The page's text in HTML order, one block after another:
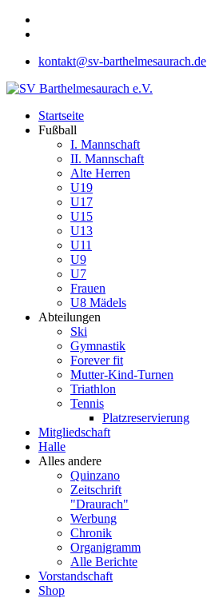
kontakt@sv-barthelmesaurach.de
Startseite
Fußball
I. Mannschaft
II. Mannschaft
Alte Herren
U19
U17
U15
U13
U11
U9
U7
Frauen
U8 Mädels
Abteilungen
Ski
Gymnastik
Forever fit
Mutter-Kind-Turnen
Triathlon
Tennis
Platzreservierung
Mitgliedschaft
Halle
Alles andere
Quinzano
Zeitschrift
"Draurach"
Werbung
Chronik
Organigramm
Alle Berichte
Vorstandschaft
Shop